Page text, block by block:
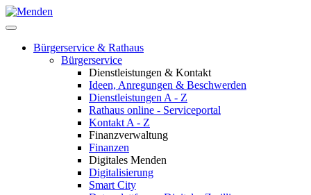
Bürgerservice & Rathaus
Bürgerservice
Dienstleistungen & Kontakt
Ideen, Anregungen & Beschwerden
Dienstleistungen A - Z
Rathaus online - Serviceportal
Kontakt A - Z
Finanzverwaltung
Finanzen
Digitales Menden
Digitalisierung
Smart City